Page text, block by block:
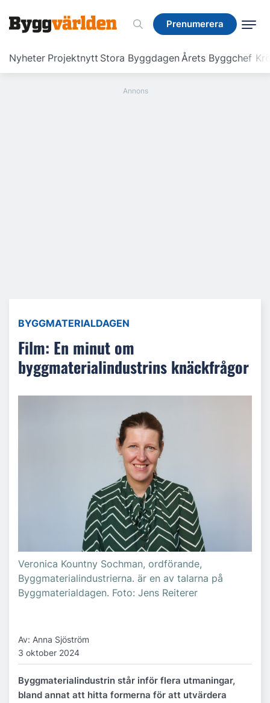
Prenumerera
Nyheter Projektnytt Stora ByggdagenÅrets Byggchef
Prenumerera
BYGGMATERIALDAGEN
Film: En minut om
byggmaterialindustrins knäckfrågor
Veronica Kountny Sochman, ordförande,
Byggmaterialindustrierna. är en av talarna på
Byggmaterialdagen. Foto: Jens Reiterer
Av: Anna Sjöström
3 oktober 2024
Byggmaterialindustrin står inför flera utmaningar,
bland annat att hitta formerna för att utvärdera